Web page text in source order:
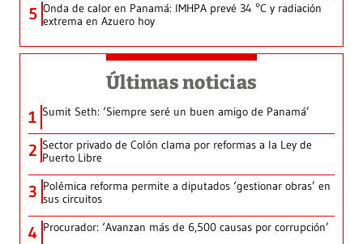
5 Onda de calor en Panamá: IMHPA prevé 34 °C y radiación
extrema en Azuero hoy
Últimas noticias
1 Sumit Seth: ‘Siempre seré un buen amigo de Panamá’
2 Sector privado de Colón clama por reformas a la Ley de
Puerto Libre
3 Polémica reforma permite a diputados ‘gestionar obras’ en
sus circuitos
4 Procurador: ‘Avanzan más de 6,500 causas por corrupción’